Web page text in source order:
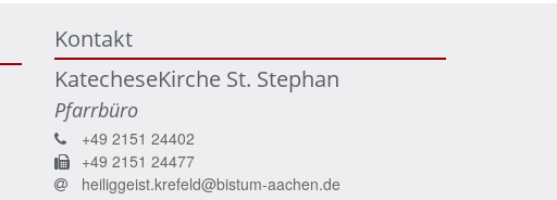
Kontakt
KatecheseKirche St. Stephan
Pfarrbüro
+49 2151 24402
+49 2151 24477
heiliggeist.krefeld@bistum-aachen.de